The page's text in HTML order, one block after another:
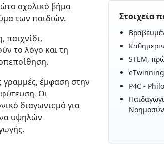
σχολικό βήμα
των παιδιών.
το λόγο και τη
γραμμές, έμφαση στην
Οι
διαγωνισμό για
υψηλών
Στοιχεία
STEM,
P4C -